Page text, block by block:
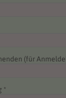
(für
*